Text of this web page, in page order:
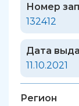
Номер
132412
Дата
11.10.2021
Регион